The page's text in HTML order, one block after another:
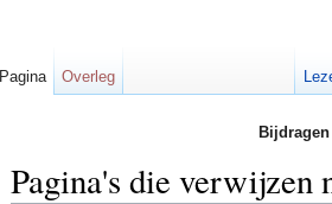
Pagina's die verwijzen
Pagina Overleg